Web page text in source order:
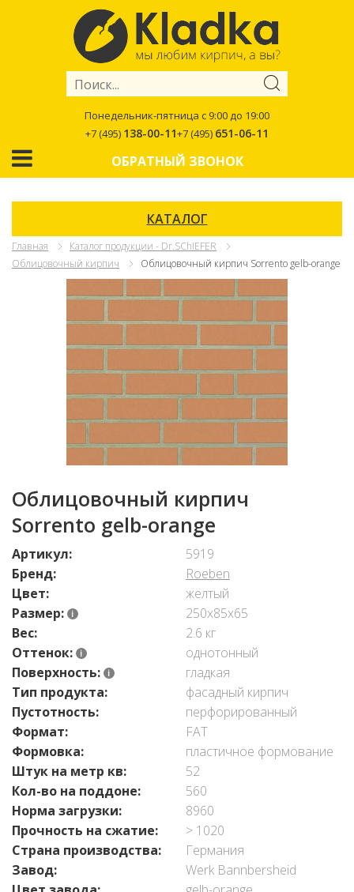
Понедельник-пятница с 9:00 до 19:00
+7 (495) 138-00-11+7 (495) 651-06-11
ОБРАТНЫЙ ЗВОНОК
КАТАЛОГ
Главная
Каталог продукции - Dr.SChIEFER
Облицовочный кирпич
Облицовочный кирпич Sorrento gelb-orange
Облицовочный кирпич
Sorrento gelb-orange
Артикул:
5919
Бренд:
Roeben
Цвет:
жёлтый
Размер:
250х85х65
Вес:
2.6 кг
Оттенок:
однотонный
Поверхность:
гладкая
Тип продукта:
фасадный кирпич
Пустотность:
перфорированный
Формат:
FAT
Формовка:
пластичное формование
Штук на метр кв:
52
Кол-во на поддоне:
560
Норма загрузки:
8960
Прочность на сжатие:
> 1020
Страна производства:
Германия
Завод:
Werk Bannbersheid